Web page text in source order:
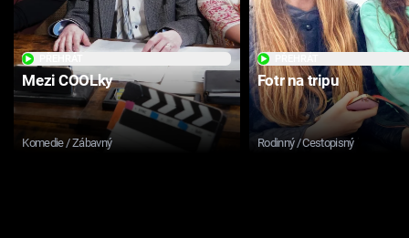
Mezi COOLky
Komedie / Zábavný
Fotr na tripu
Rodinný / Cestopisný